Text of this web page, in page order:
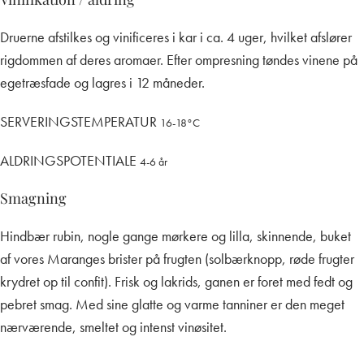
Druerne afstilkes og vinificeres i kar i ca. 4 uger, hvilket afslører
rigdommen af deres aromaer. Efter ompresning tøndes vinene på
egetræsfade og lagres i 12 måneder.
SERVERINGSTEMPERATUR 16-18°C
ALDRINGSPOTENTIALE 4-6 år
Smagning
Hindbær rubin, nogle gange mørkere og lilla, skinnende, buket
af vores Maranges brister på frugten (solbærknopp, røde frugter
krydret op til confit). Frisk og lakrids, ganen er foret med fedt og
pebret smag. Med sine glatte og varme tanniner er den meget
nærværende, smeltet og intenst vinøsitet.